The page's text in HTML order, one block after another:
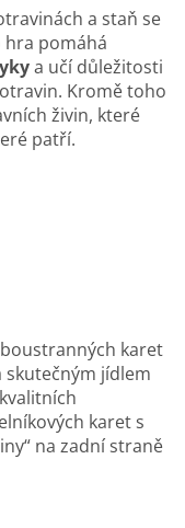
a staň se
hra pomáhá
a učí důležitosti
Kromě toho
živin, které
patří.
karet
skutečným jídlem
karet s
na zadní straně